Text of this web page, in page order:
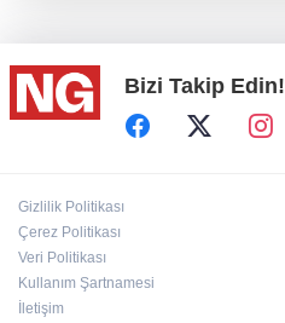
Bizi Takip Edin!
Gizlilik Politikası
Çerez Politikası
Veri Politikası
Kullanım Şartnamesi
İletişim